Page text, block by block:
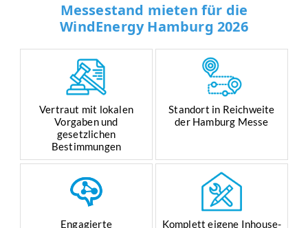
Messestand mieten für die
WindEnergy Hamburg 2026
Vertraut mit lokalen
Vorgaben und
gesetzlichen
Bestimmungen
Standort in Reichweite
der Hamburg Messe
Engagierte
Komplett eigene Inhouse-